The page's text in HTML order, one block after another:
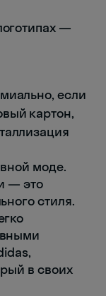
—
если
картон,
моде.
— это
стиля.
в своих